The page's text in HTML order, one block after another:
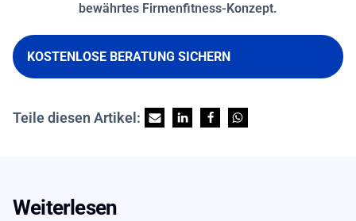
bewährtes Firmenfitness-Konzept.
KOSTENLOSE BERATUNG SICHERN
Teile diesen Artikel:
Weiterlesen